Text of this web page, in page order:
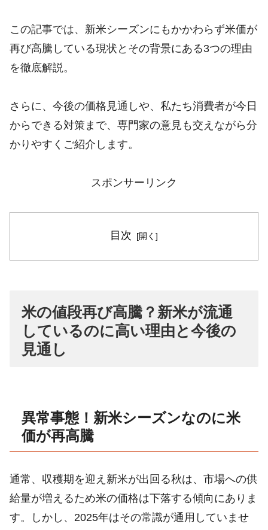
この記事では、新米シーズンにもかかわらず米価が
再び高騰している現状とその背景にある3つの理由
を徹底解説。
さらに、今後の価格見通しや、私たち消費者が今日
からできる対策まで、専門家の意見も交えながら分
かりやすくご紹介します。
スポンサーリンク
目次
米の値段再び高騰？新米が流通
しているのに高い理由と今後の
見通し
異常事態！新米シーズンなのに米
価が再高騰
通常、収穫期を迎え新米が出回る秋は、市場への供
給量が増えるため米の価格は下落する傾向にありま
す。しかし、2025年はその常識が通用していませ